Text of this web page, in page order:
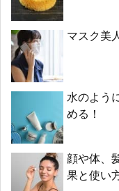
マスク美
水のよう
める！
顔や体、
果と使い